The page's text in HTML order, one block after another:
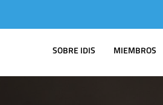
SOBRE IDIS MIEMBROS